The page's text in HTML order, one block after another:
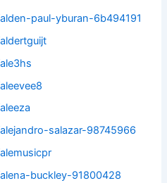
paul-yburan-6b494191
salazar-98745966
buckley-91800428